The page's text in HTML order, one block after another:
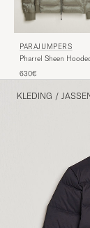
PARAJUMPERS
Pharrel Sheen
630€
KLEDING /